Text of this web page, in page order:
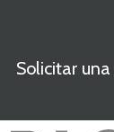
Solicitar